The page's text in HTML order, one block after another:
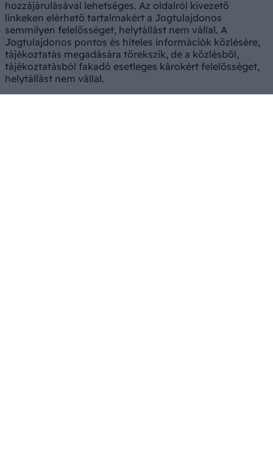
hozzájárulásával lehetséges. Az oldalról kivezető
linkeken elérhető tartalmakért a Jogtulajdonos
semmilyen felelősséget, helytállást nem vállal. A
Jogtulajdonos pontos és hiteles információk közlésére,
tájékoztatás megadására törekszik, de a közlésből,
tájékoztatásból fakadó esetleges károkért felelősséget,
helytállást nem vállal.